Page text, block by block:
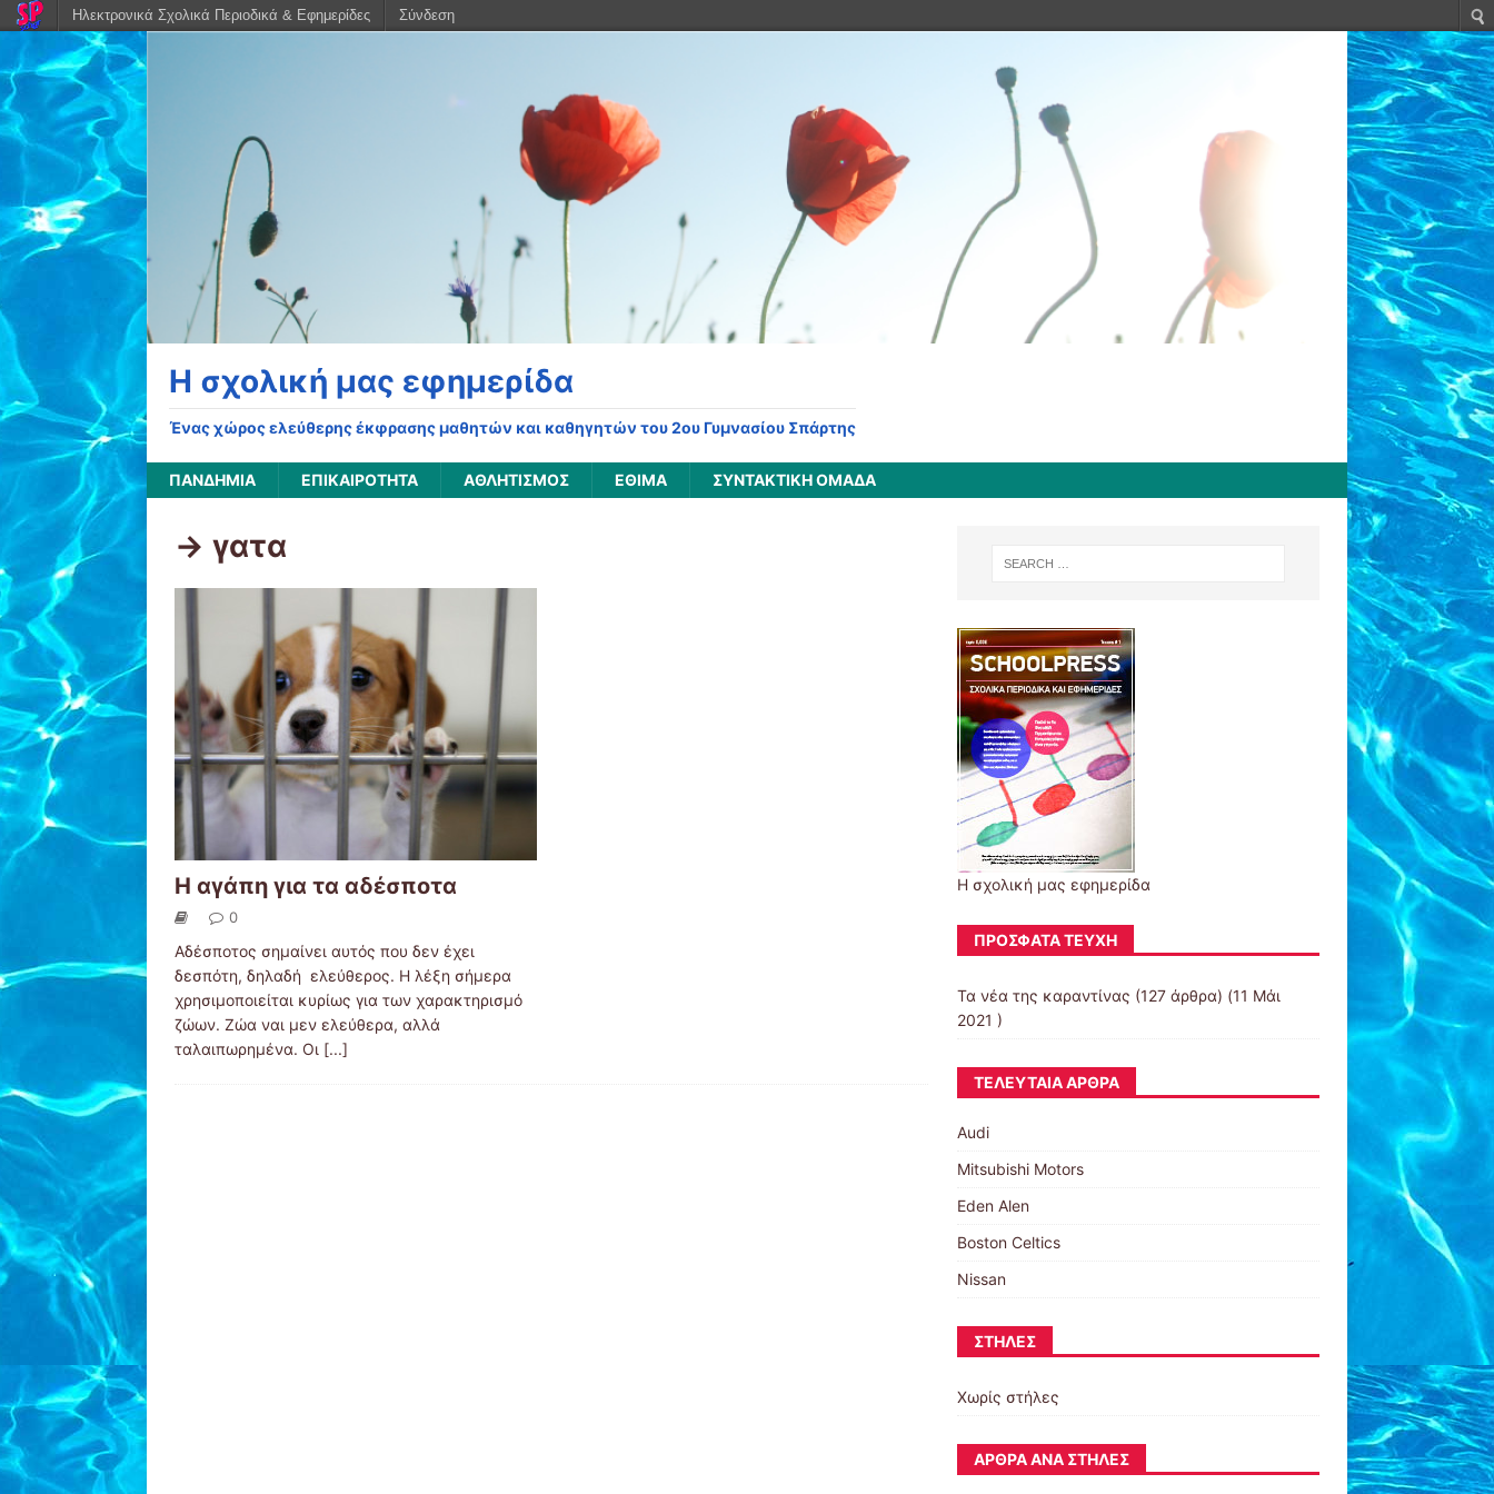
Η σχολική μας εφημερίδα
Ένας χώρος ελεύθερης έκφρασης μαθητών και καθηγητών του 2ου Γυμνασίου Σπάρτης
ΠΑΝΔΗΜΊΑ ΕΠΙΚΑΙΡΌΤΗΤΑ ΑΘΛΗΤΙΣΜΌΣ ΈΘΙΜΑ ΣΥΝΤΑΚΤΙΚΉ ΟΜΆΔΑ
-> γατα
Η αγάπη για τα αδέσποτα
0
Αδέσποτος σημαίνει αυτός που δεν έχει
δεσπότη, δηλαδή ελεύθερος. Η λέξη σήμερα
χρησιμοποιείται κυρίως για των χαρακτηρισμό
ζώων. Ζώα ναι μεν ελεύθερα, αλλά
ταλαιπωρημένα. Οι [...]
Η σχολική μας εφημερίδα
ΠΡΌΣΦΑΤΑ ΤΕΎΧΗ
Τα νέα της καραντίνας (127 άρθρα) (11 Μάι
2021 )
ΤΕΛΕΥΤΑΊΑ ΆΡΘΡΑ
Audi
Mitsubishi Motors
Eden Alen
Boston Celtics
Nissan
ΣΤΉΛΕΣ
Χωρίς στήλες
ΆΡΘΡΑ ΑΝΆ ΣΤΉΛΕΣ
Ηλεκτρονικά Σχολικά Περιοδικά & Εφημερίδες Σύνδεση